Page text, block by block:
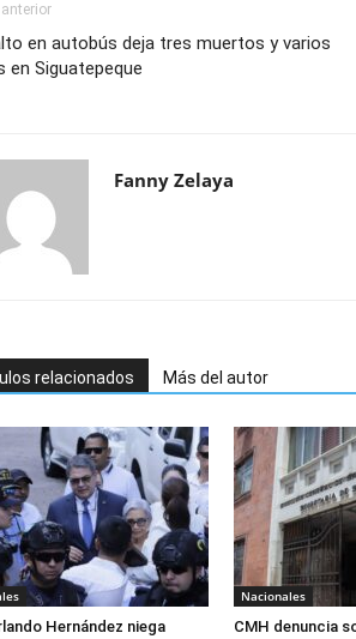
en autobús deja tres muertos y varios
en Siguatepeque
Fanny Zelaya
relacionados Más del autor
Hernández niega
Nacionales
CMH denuncia